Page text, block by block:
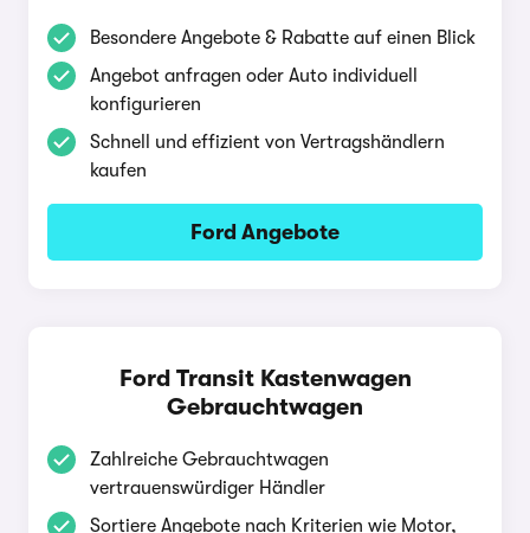
Besondere Angebote & Rabatte auf einen Blick
Angebot anfragen oder Auto individuell
konfigurieren
Schnell und effizient von Vertragshändlern
kaufen
Ford Angebote
Ford Transit Kastenwagen
Gebrauchtwagen
Zahlreiche Gebrauchtwagen
vertrauenswürdiger Händler
Sortiere Angebote nach Kriterien wie Motor,